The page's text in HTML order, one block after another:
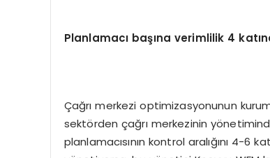
Planlamacı başına verimlilik 4
Çağrı merkezi optimizasyonunun
sektörden çağrı merkezinin
planlamacısının kontrol aralığını 4-6